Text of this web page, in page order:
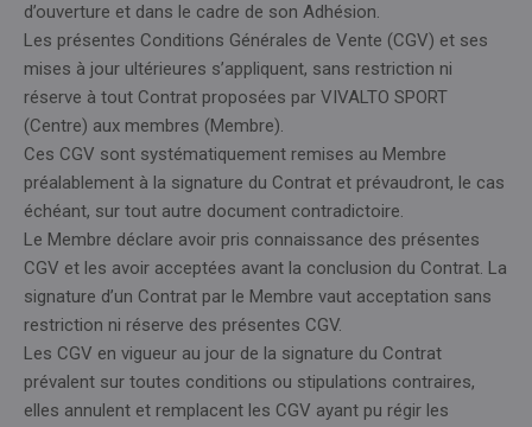
d’ouverture et dans le cadre de son Adhésion.
Les présentes Conditions Générales de Vente (CGV) et ses
mises à jour ultérieures s’appliquent, sans restriction ni
réserve à tout Contrat proposées par VIVALTO SPORT
(Centre) aux membres (Membre).
Ces CGV sont systématiquement remises au Membre
préalablement à la signature du Contrat et prévaudront, le cas
échéant, sur tout autre document contradictoire.
Le Membre déclare avoir pris connaissance des présentes
CGV et les avoir acceptées avant la conclusion du Contrat. La
signature d’un Contrat par le Membre vaut acceptation sans
restriction ni réserve des présentes CGV.
Les CGV en vigueur au jour de la signature du Contrat
prévalent sur toutes conditions ou stipulations contraires,
elles annulent et remplacent les CGV ayant pu régir les